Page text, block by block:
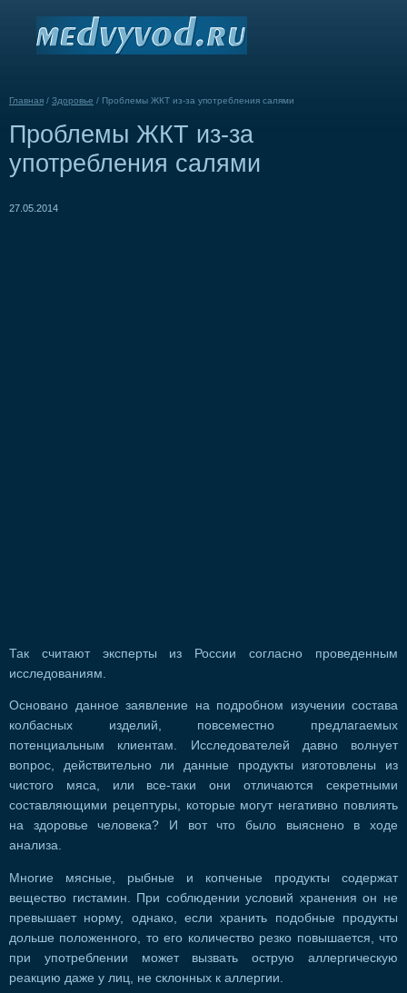
Главная / Здоровье / Проблемы ЖКТ из-за употребления салями
Проблемы ЖКТ из-за
употребления салями
27.05.2014
Так считают эксперты из России согласно проведенным
исследованиям.
Основано данное заявление на подробном изучении состава
колбасных изделий, повсеместно предлагаемых
потенциальным клиентам. Исследователей давно волнует
вопрос, действительно ли данные продукты изготовлены из
чистого мяса, или все-таки они отличаются секретными
составляющими рецептуры, которые могут негативно повлиять
на здоровье человека? И вот что было выяснено в ходе
анализа.
Многие мясные, рыбные и копченые продукты содержат
вещество гистамин. При соблюдении условий хранения он не
превышает норму, однако, если хранить подобные продукты
дольше положенного, то его количество резко повышается, что
при употреблении может вызвать острую аллергическую
реакцию даже у лиц, не склонных к аллергии.